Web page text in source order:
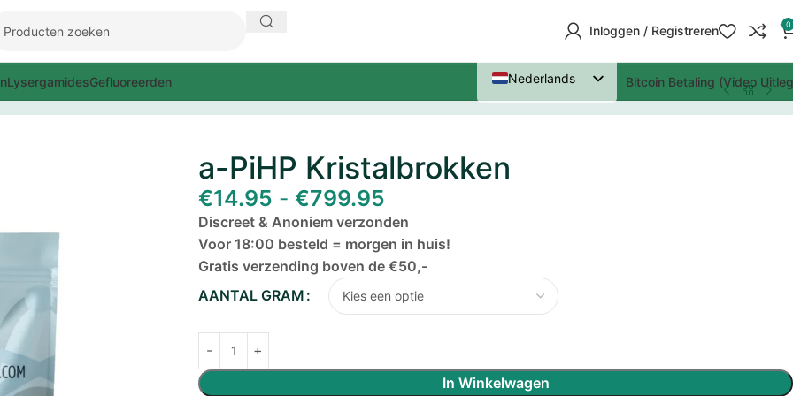
Inloggen / Registreren 0
LysergamidesGefluoreerden
Nederlands
Dansk
Français
Lietuvių kalba
Bitcoin Betaling (Video
a-PiHP Kristalbrokken
€14.95 - €799.95
Discreet & Anoniem verzonden
Voor 18:00 besteld = morgen in huis!
Gratis verzending boven de €50,-
AANTAL GRAM
In Winkelwagen